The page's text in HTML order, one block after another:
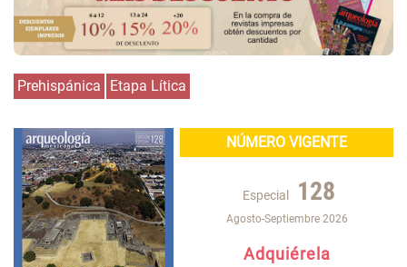
Prehispánica Etapa Lítica
NÚMERO VIGENTE
Especial 128
Agosto-Septiembre 2026
Adquiérela